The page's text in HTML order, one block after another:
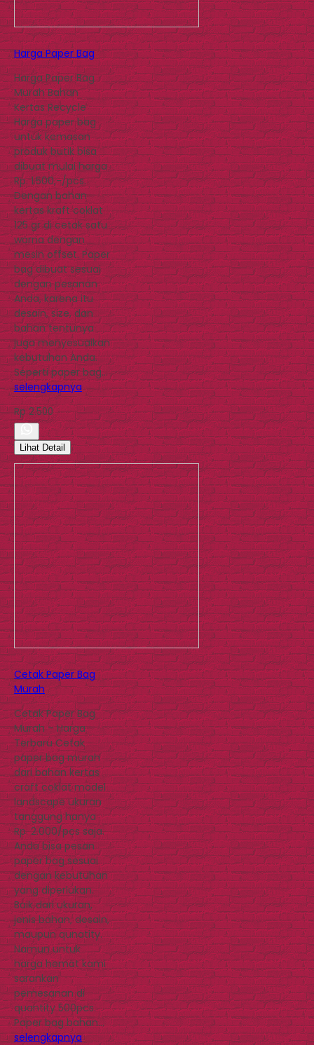
Harga Paper Bag
Harga Paper Bag
Murah Bahan
Kertas Recycle
Harga paper bag
untuk kemasan
produk butik bisa
dibuat mulai harga
Rp. 1.500,-/pcs.
Dengan bahan
kertas kraft coklat
125 gr di cetak satu
warna dengan
mesin offset. Paper
bag dibuat sesuai
dengan pesanan
Anda, karena itu
desain, size, dan
bahan tentunya
juga menyesuaikan
kebutuhan Anda.
Seperti paper bag…
selengkapnya
Rp 2.500
Lihat Detail
Cetak Paper Bag
Murah
Cetak Paper Bag
Murah – Harga
Terbaru Cetak
paper bag murah
dari bahan kertas
craft coklat model
landscape ukuran
tanggung hanya
Rp. 2.000/pcs saja.
Anda bisa pesan
paper bag sesuai
dengan kebutuhan
yang diperlukan.
Baik dari ukuran,
jenis bahan, desain,
maupun qunatity.
Namun untuk
harga hemat kami
sarankan
pemesanan di
quantity 500pcs.
Paper bag bahan…
selengkapnya